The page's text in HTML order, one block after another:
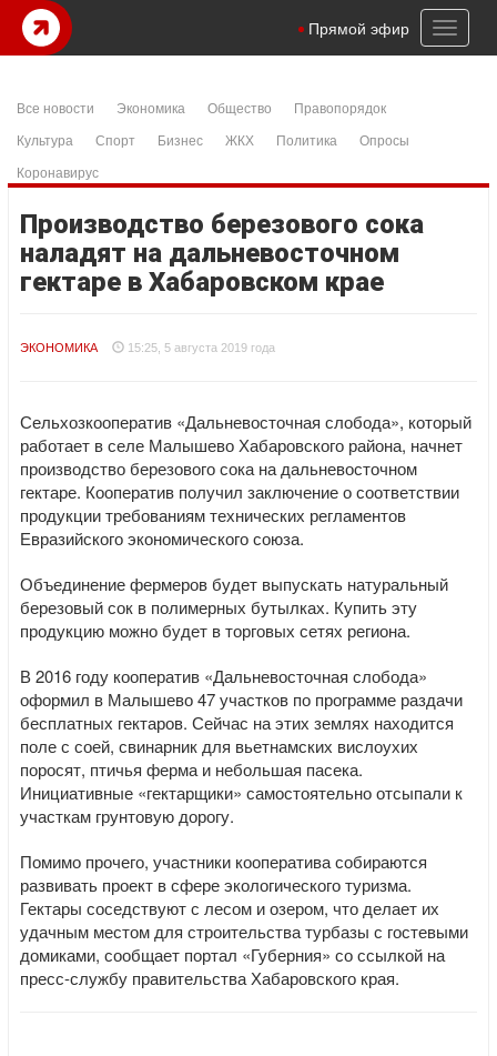
Toggle
Прямой эфир
Все новости Экономика Общество
Правопорядок
Культура
Спорт Бизнес ЖКХ Политика
Опросы
Коронавирус
Производство березового сока
наладят на дальневосточном
гектаре в Хабаровском крае
ЭКОНОМИКА 15:25, 5 августа 2019 года
Сельхозкооператив «Дальневосточная слобода», который
работает в селе Малышево Хабаровского района, начнет
производство березового сока на дальневосточном
гектаре. Кооператив получил заключение о соответствии
продукции требованиям технических регламентов
Евразийского экономического союза.
Объединение фермеров будет выпускать натуральный
березовый сок в полимерных бутылках. Купить эту
продукцию можно будет в торговых сетях региона.
В 2016 году кооператив «Дальневосточная слобода»
оформил в Малышево 47 участков по программе раздачи
бесплатных гектаров. Сейчас на этих землях находится
поле с соей, свинарник для вьетнамских вислоухих
поросят, птичья ферма и небольшая пасека.
Инициативные «гектарщики» самостоятельно отсыпали к
участкам грунтовую дорогу.
Помимо прочего, участники кооператива собираются
развивать проект в сфере экологического туризма.
Гектары соседствуют с лесом и озером, что делает их
удачным местом для строительства турбазы с гостевыми
домиками, сообщает портал «Губерния» со ссылкой на
пресс-службу правительства Хабаровского края.